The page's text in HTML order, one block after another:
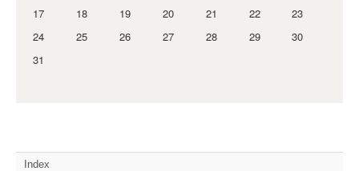
17
18 19 20 21 22
23
24
25 26 27 28 29
30
31
Index